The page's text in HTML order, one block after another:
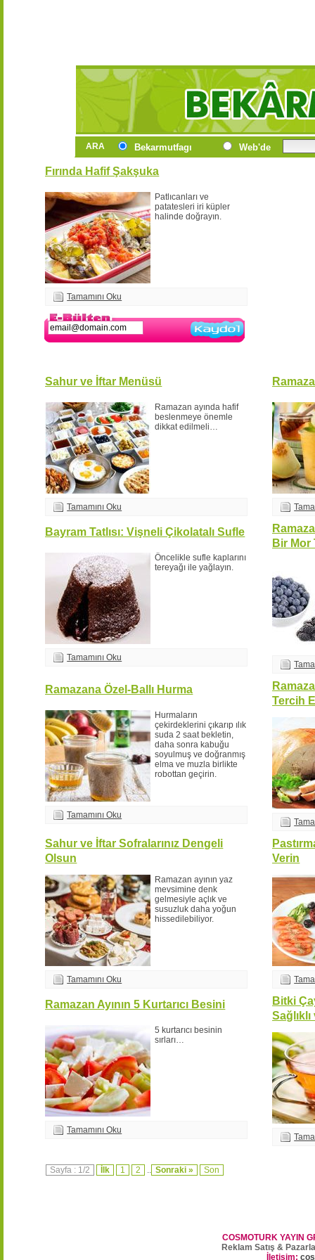
ARA Bekarmutfagı Web'de
Fırında Hafif Şakşuka
Patlıcanları ve
patatesleri iri küpler
halinde doğrayın.
Tamamını Oku
Sahur ve İftar Menüsü
Ramazan ayında hafif
beslenmeye önemle
dikkat edilmeli…
Tamamını Oku
Bayram Tatlısı: Vişneli Çikolatalı Sufle
Öncelikle sufle kaplarını
tereyağı ile yağlayın.
Tamamını Oku
Bir Mor
Ramazana Özel-Ballı Hurma
Hurmaların
çekirdeklerini çıkarıp ılık
suda 2 saat bekletin,
daha sonra kabuğu
soyulmuş ve doğranmış
elma ve muzla birlikte
robottan geçirin.
Tamamını Oku
Tercih
Sahur ve İftar Sofralarınız Dengeli
Olsun
Ramazan ayının yaz
mevsimine denk
gelmesiyle açlık ve
susuzluk daha yoğun
hissedilebiliyor.
Tamamını Oku
Verin
Ramazan Ayının 5 Kurtarıcı Besini
5 kurtarıcı besinin
sırları…
Tamamını Oku
Bitki
Sayfa : 1/2 İlk 1 2 .. Sonraki » Son
COSMOTURK YAYIN
Reklam Satış &
İletişim: